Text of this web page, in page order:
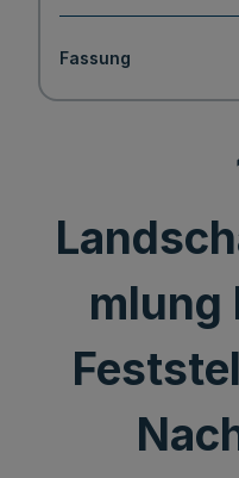
Fassung
mlung